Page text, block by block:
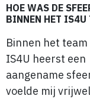
HOE WAS DE
BINNEN HET IS4U
Binnen het team
IS4U heerst een
aangename
voelde mij vrijwel